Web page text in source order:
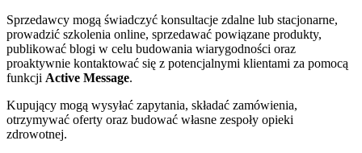
Sprzedawcy mogą świadczyć konsultacje zdalne lub stacjonarne,
prowadzić szkolenia online, sprzedawać powiązane produkty,
publikować blogi w celu budowania wiarygodności oraz
proaktywnie kontaktować się z potencjalnymi klientami za pomocą
funkcji Active Message.
Kupujący mogą wysyłać zapytania, składać zamówienia,
otrzymywać oferty oraz budować własne zespoły opieki
zdrowotnej.